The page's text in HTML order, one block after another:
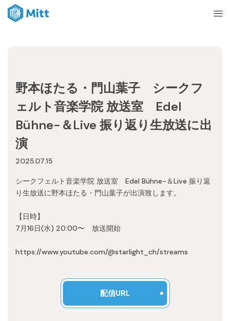
News
About
mitt management
野本ほたる・門山葉子 シークフ
ェルト音楽学院 放送室 Edel
Bühne-＆Live 振り返り生放送に出
演
2025.07.15
シークフェルト音楽学院 放送室 Edel Bühne-＆Live 振り返
り生放送に野本ほたる・門山葉子が出演致します。
【日時】
7月16日(水) 20:00〜 放送開始
https://www.youtube.com/@starlight_ch/streams
配信URL